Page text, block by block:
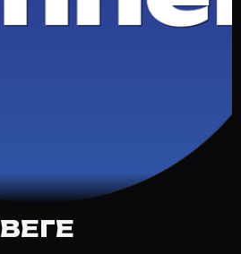
о Сандра Веге
Movie Planner: https://movie-
Веге?
Биография и роли на
Сандра Веге?
movie-planner.ru/s/